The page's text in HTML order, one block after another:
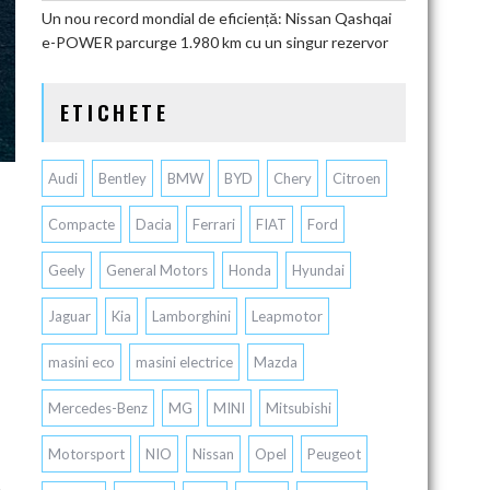
Un nou record mondial de eficiență: Nissan Qashqai
e-POWER parcurge 1.980 km cu un singur rezervor
ETICHETE
Audi Bentley BMW BYD Chery Citroen
Compacte Dacia Ferrari FIAT Ford
Geely General Motors Honda Hyundai
Jaguar Kia Lamborghini Leapmotor
masini eco masini electrice Mazda
Mercedes-Benz MG MINI Mitsubishi
Motorsport NIO Nissan Opel Peugeot